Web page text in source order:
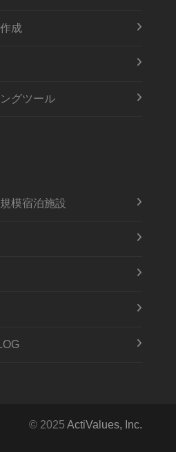
成
グツール
模宿泊施設
© 2025 ActiValues, Inc.